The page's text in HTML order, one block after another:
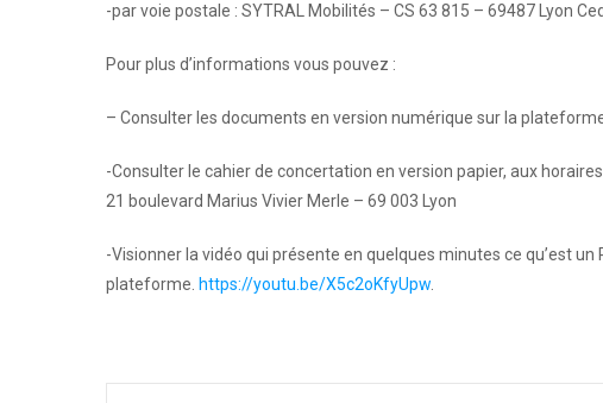
-par voie postale : SYTRAL Mobilités – CS 63 815 – 69487 Lyon
Pour plus d’informations vous pouvez :
– Consulter les documents en version numérique sur la
-Consulter le cahier de concertation en version papier, aux
21 boulevard Marius Vivier Merle – 69 003 Lyon
-Visionner la vidéo qui présente en quelques minutes ce qu’est
plateforme. https://youtu.be/X5c2oKfyUpw